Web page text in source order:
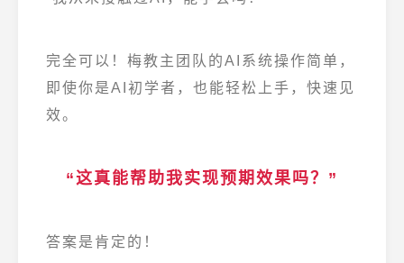
完全可以！梅教主团队的AI系统操作简单，
即使你是AI初学者，也能轻松上手，快速见
效。
“这真能帮助我实现预期效果吗？”
答案是肯定的！